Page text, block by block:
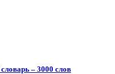
– 3000 слов